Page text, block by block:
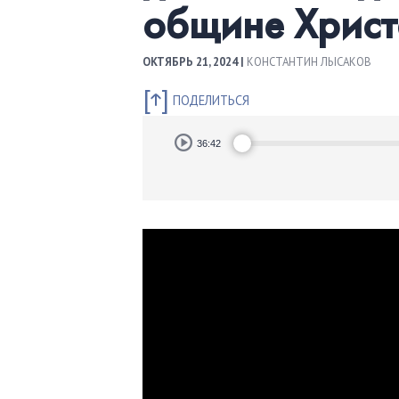
общине
ОКТЯБРЬ 21, 2024 | КОНСТАНТИН ЛЫСАКОВ
ПОДЕЛИТЬСЯ
Audio
Player
36:42